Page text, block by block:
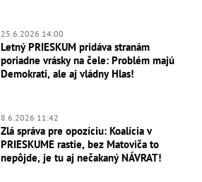
25.6.2026 14:00
Letný PRIESKUM pridáva stranám
poriadne vrásky na čele: Problém majú
Demokrati, ale aj vládny Hlas!
8.6.2026 11:42
Zlá správa pre opozíciu: Koalícia v
PRIESKUME rastie, bez Matoviča to
nepôjde, je tu aj nečakaný NÁVRAT!